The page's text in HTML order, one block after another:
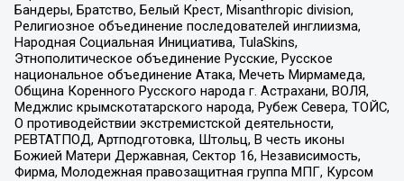
Бандеры, Братство, Белый Крест, Misanthropic division,
Религиозное объединение последователей инглиизма,
Народная Социальная Инициатива, TulaSkins,
Этнополитическое объединение Русские, Русское
национальное объединение Атака, Мечеть Мирмамеда,
Община Коренного Русского народа г. Астрахани, ВОЛЯ,
Меджлис крымскотатарского народа, Рубеж Севера, ТОЙС,
О противодействии экстремистской деятельности,
РЕВТАТПОД, Артподготовка, Штольц, В честь иконы
Божией Матери Державная, Сектор 16, Независимость,
Фирма, Молодежная правозащитная группа МПГ, Курсом